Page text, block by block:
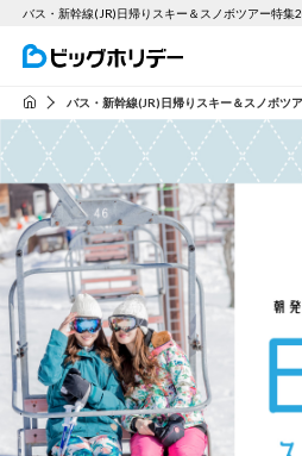
バス・新幹線(JR)日帰りスキー＆スノボツアー特
HOMEバス・新幹線(JR)日帰りスキー＆スノボツ